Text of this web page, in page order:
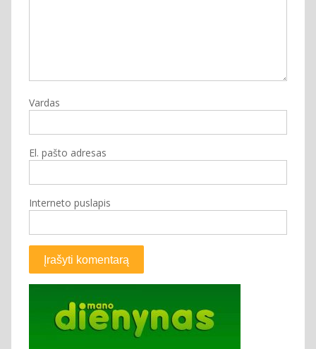
Vardas
El. pašto adresas
Interneto puslapis